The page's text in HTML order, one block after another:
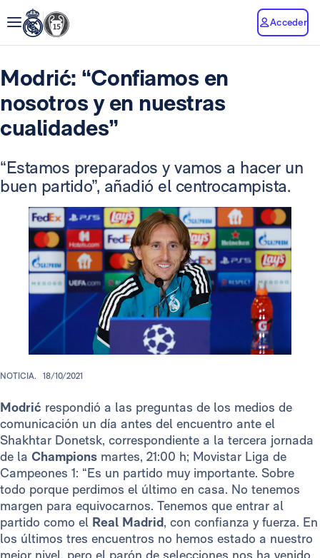
Acceder
Modrić: “Confiamos en
nosotros y en nuestras
cualidades”
“Estamos preparados y vamos a hacer un
buen partido”, añadió el centrocampista.
NOTICIA. 18/10/2021
Modrić respondió a las preguntas de los medios de
comunicación un día antes del encuentro ante el
Shakhtar Donetsk, correspondiente a la tercera jornada
de la Champions martes, 21:00 h; Movistar Liga de
Campeones 1: “Es un partido muy importante. Sobre
todo porque perdimos el último en casa. No tenemos
margen para equivocarnos. Tenemos que entrar al
partido como el Real Madrid, con confianza y fuerza. En
los últimos tres encuentros no hemos estado a nuestro
mejor nivel, pero el parón de selecciones nos ha venido